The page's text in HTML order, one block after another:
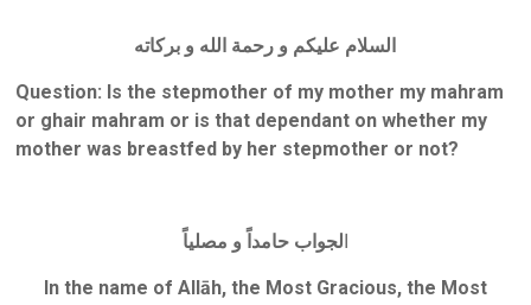
السلام عليكم و رحمة الله و بركاته
Question: Is the stepmother of my mother my mahram
or ghair mahram or is that dependant on whether my
mother was breastfed by her stepmother or not?
الجواب حامداً و مصلياً
In the name of Allāh, the Most Gracious, the Most